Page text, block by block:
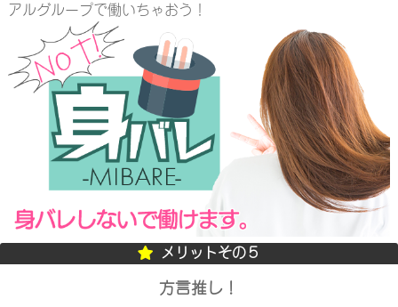
アルグループで働いちゃおう！
メリットその５
方言推し！